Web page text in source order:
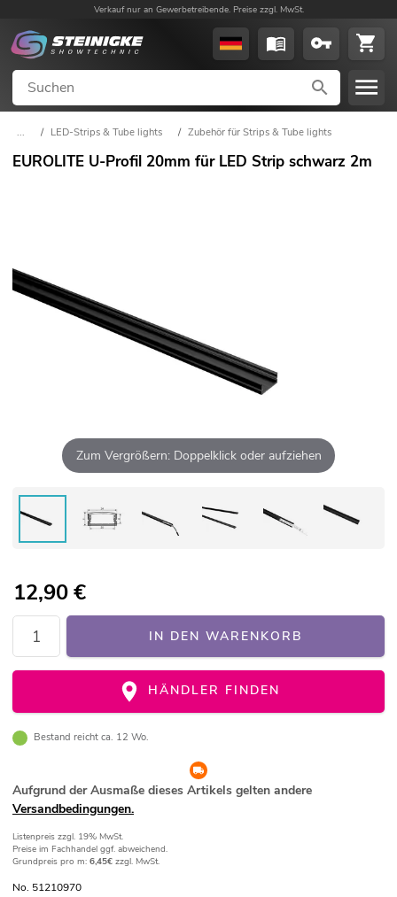
Verkauf nur an Gewerbetreibende. Preise zzgl. MwSt.
... / LED-Strips & Tube lights / Zubehör für Strips & Tube lights
EUROLITE U-Profil 20mm für LED Strip schwarz 2m
Zum Vergrößern: Doppelklick oder aufziehen
12,90€
IN DEN WARENKORB
HÄNDLER FINDEN
Bestand reicht ca. 12 Wo.
Aufgrund der Ausmaße dieses Artikels gelten andere
Versandbedingungen.
Listenpreis zzgl. 19% MwSt.
Preise im Fachhandel ggf. abweichend.
Grundpreis pro m: 6,45€ zzgl. MwSt.
No. 51210970